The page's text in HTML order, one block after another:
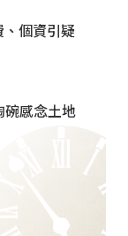
個資引疑
碗感念土地